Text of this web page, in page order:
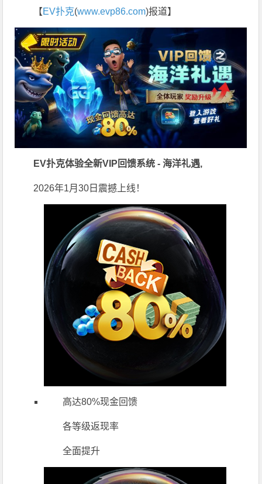
【EV扑克(www.evp86.com)报道】
EV扑克体验全新VIP回馈系统 - 海洋礼遇,
2026年1月30日震撼上线！
高达80%现金回馈
各等级返现率
全面提升